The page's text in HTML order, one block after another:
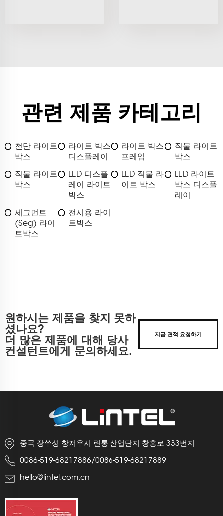
관련 제품 카테고리
천단 라이트
박스
라이트 박스
디스플레이
라이트 박스
프레임
직물 라이트
박스
직물 라이트
박스
LED 디스플
레이 라이트
박스
LED 직물 라
이트 박스
LED 라이트
박스 디스플
레이
세그먼트
(Seg) 라이
트박스
전시용 라이
트박스
원하시는 제품을 찾지 못하
셨나요?
더 많은 제품에 대해 당사
컨설턴트에게 문의하세요.
지금 견적 요청하기
중국 장쑤성 창저우시 린통 산업단지 창홍로 333번지
0086-519-68217886/0086-519-68217889
hello@lintel.com.cn